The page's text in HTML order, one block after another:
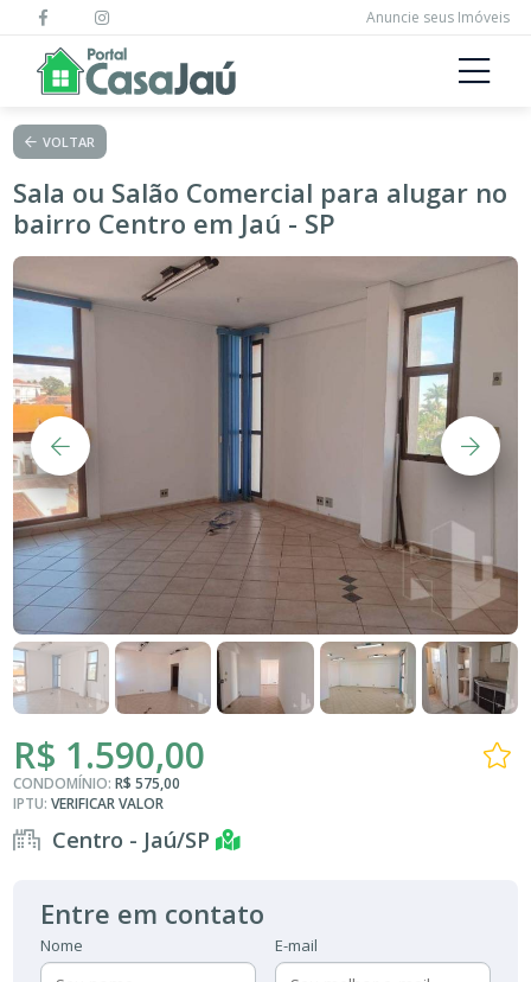
Anuncie seus Imóveis
VOLTAR
Sala ou Salão Comercial para alugar no
bairro Centro em Jaú - SP
R$ 1.590,00
CONDOMÍNIO:R$ 575,00
IPTU:VERIFICAR VALOR
Centro - Jaú/SP
Entre em contato
Nome E-mail